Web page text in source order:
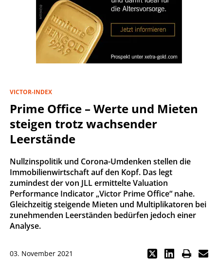
VICTOR-INDEX
Prime Office – Werte und Mieten
steigen trotz wachsender
Leerstände
Nullzinspolitik und Corona-Umdenken stellen die
Immobilienwirtschaft auf den Kopf. Das legt
zumindest der von JLL ermittelte Valuation
Performance Indicator „Victor Prime Office“ nahe.
Gleichzeitig steigende Mieten und Multiplikatoren bei
zunehmenden Leerständen bedürfen jedoch einer
Analyse.
03. November 2021